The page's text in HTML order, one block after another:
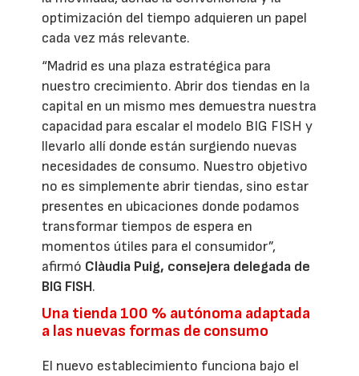
optimización del tiempo adquieren un papel
cada vez más relevante.
“Madrid es una plaza estratégica para
nuestro crecimiento. Abrir dos tiendas en la
capital en un mismo mes demuestra nuestra
capacidad para escalar el modelo BIG FISH y
llevarlo allí donde están surgiendo nuevas
necesidades de consumo. Nuestro objetivo
no es simplemente abrir tiendas, sino estar
presentes en ubicaciones donde podamos
transformar tiempos de espera en
momentos útiles para el consumidor”,
afirmó Clàudia Puig, consejera delegada de
BIG FISH.
Una tienda 100 % autónoma adaptada
a las nuevas formas de consumo
El nuevo establecimiento funciona bajo el